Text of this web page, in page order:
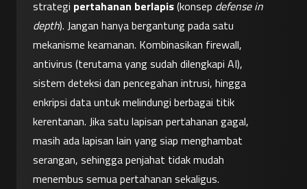
strategi pertahanan berlapis (konsep defense in
depth). Jangan hanya bergantung pada satu
mekanisme keamanan. Kombinasikan firewall,
antivirus (terutama yang sudah dilengkapi AI),
sistem deteksi dan pencegahan intrusi, hingga
enkripsi data untuk melindungi berbagai titik
kerentanan. Jika satu lapisan pertahanan gagal,
masih ada lapisan lain yang siap menghambat
serangan, sehingga penjahat tidak mudah
menembus semua pertahanan sekaligus.